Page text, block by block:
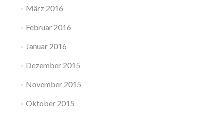
März 2016
Februar 2016
Januar 2016
Dezember 2015
November 2015
Oktober 2015